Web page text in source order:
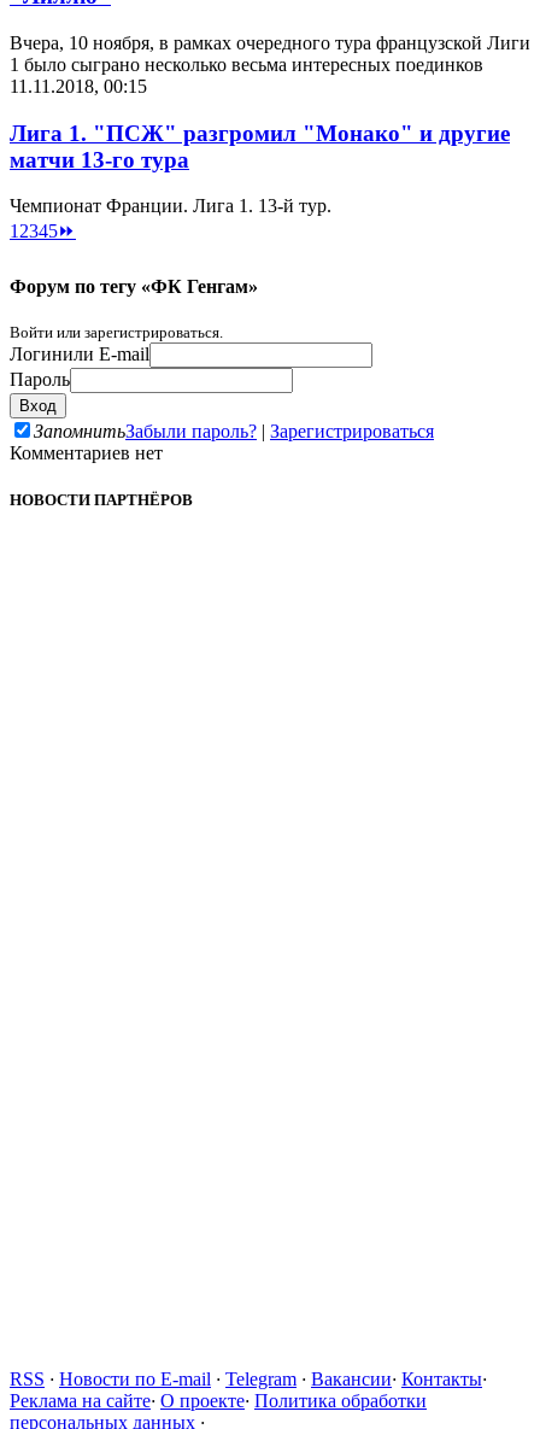
Вчера, 10 ноября, в рамках очередного тура французской Лиги
1 было сыграно несколько весьма интересных поединков
11.11.2018, 00:15
Лига 1. "ПСЖ" разгромил "Монако" и другие
матчи 13-го тура
Чемпионат Франции. Лига 1. 13-й тур.
1 2345⏩
Форум по тегу «ФК Генгам»
Войти или зарегистрироваться.
Логинили E-mail
Пароль
ЗапомнитьЗабыли пароль? | Зарегистрироваться
Комментариев нет
НОВОСТИ ПАРТНЁРОВ
RSS · Новости по E-mail · Telegram · Вакансии· Контакты·
Реклама на сайте· О проекте· Политика обработки
персональных данных ·